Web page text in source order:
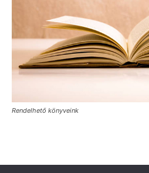
Rendelhető könyveink